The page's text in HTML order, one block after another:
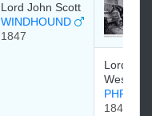
Lord John Scott
WINDHOUND
1847
Lord
1840